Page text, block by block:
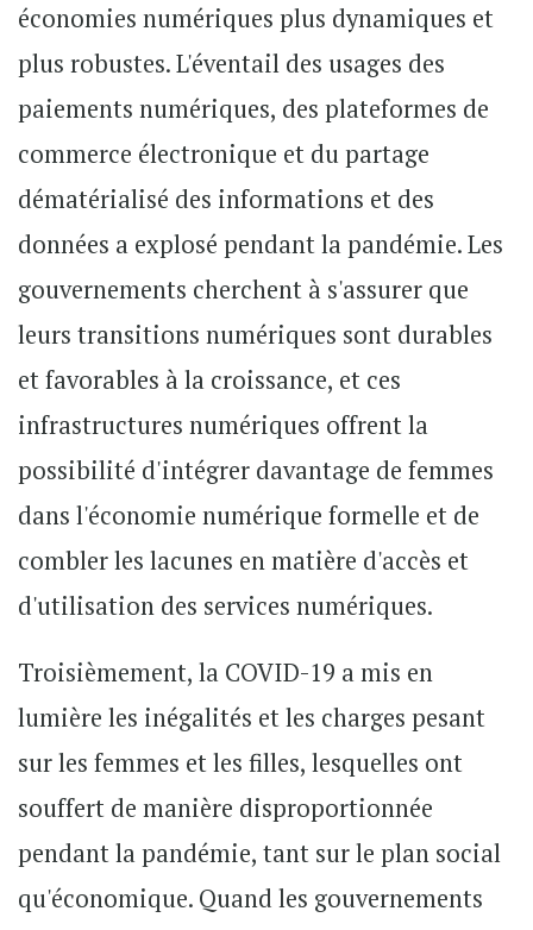
économies numériques plus dynamiques et
plus robustes. L'éventail des usages des
paiements numériques, des plateformes de
commerce électronique et du partage
dématérialisé des informations et des
données a explosé pendant la pandémie. Les
gouvernements cherchent à s'assurer que
leurs transitions numériques sont durables
et favorables à la croissance, et ces
infrastructures numériques offrent la
possibilité d'intégrer davantage de femmes
dans l'économie numérique formelle et de
combler les lacunes en matière d'accès et
d'utilisation des services numériques.
Troisièmement, la COVID-19 a mis en
lumière les inégalités et les charges pesant
sur les femmes et les filles, lesquelles ont
souffert de manière disproportionnée
pendant la pandémie, tant sur le plan social
qu'économique. Quand les gouvernements